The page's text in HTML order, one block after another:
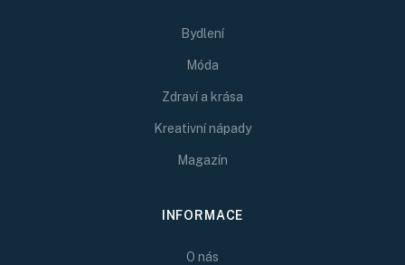
Bydlení
Móda
Zdraví a krása
Kreativní nápady
Magazín
INFORMACE
O nás